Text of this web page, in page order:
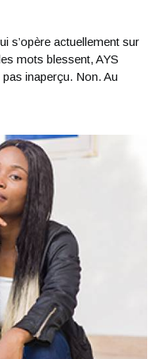
s’opère actuellement sur
mots blessent, AYS
inaperçu. Non. Au